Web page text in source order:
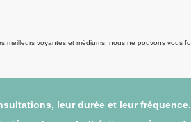
voyantes et médiums, nous ne pouvons vous
leur durée et leur